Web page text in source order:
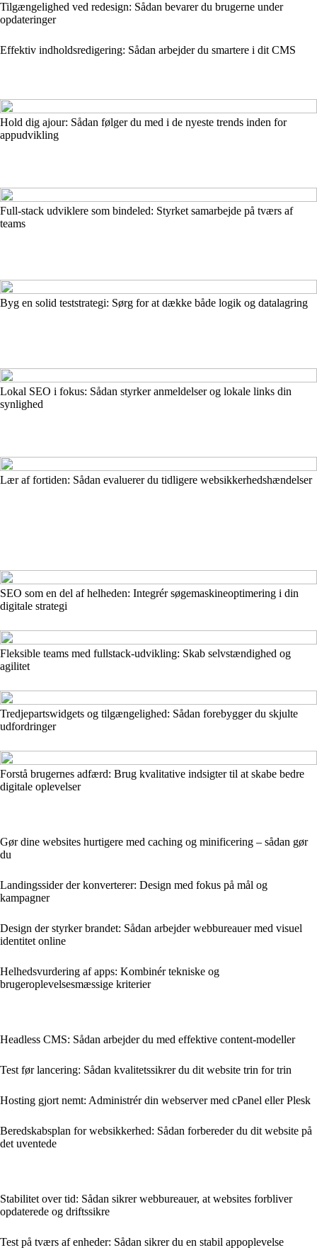
Tilgængelighed ved redesign: Sådan bevarer du brugerne under
opdateringer
Effektiv indholdsredigering: Sådan arbejder du smartere i dit CMS
Hold dig ajour: Sådan følger du med i de nyeste trends inden for
appudvikling
Full-stack udviklere som bindeled: Styrket samarbejde på tværs af
teams
Byg en solid teststrategi: Sørg for at dække både logik og datalagring
Lokal SEO i fokus: Sådan styrker anmeldelser og lokale links din
synlighed
Lær af fortiden: Sådan evaluerer du tidligere web­sikkerhedshændelser
SEO som en del af helheden: Integrér søgemaskineoptimering i din
digitale strategi
Fleksible teams med fullstack-udvikling: Skab selvstændighed og
agilitet
Tredjepartswidgets og tilgængelighed: Sådan forebygger du skjulte
udfordringer
Forstå brugernes adfærd: Brug kvalitative indsigter til at skabe bedre
digitale oplevelser
Gør dine websites hurtigere med caching og minificering – sådan gør
du
Landingssider der konverterer: Design med fokus på mål og
kampagner
Design der styrker brandet: Sådan arbejder webbureauer med visuel
identitet online
Helhedsvurdering af apps: Kombinér tekniske og
brugeroplevelsesmæssige kriterier
Headless CMS: Sådan arbejder du med effektive content‑modeller
Test før lancering: Sådan kvalitetssikrer du dit website trin for trin
Hosting gjort nemt: Administrér din webserver med cPanel eller Plesk
Beredskabsplan for websikkerhed: Sådan forbereder du dit website på
det uventede
Stabilitet over tid: Sådan sikrer webbureauer, at websites forbliver
opdaterede og driftssikre
Test på tværs af enheder: Sådan sikrer du en stabil appoplevelse